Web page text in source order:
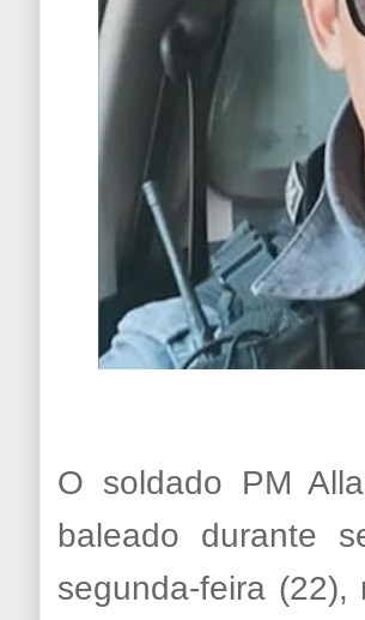
O soldado PM
baleado durante
segunda-feira